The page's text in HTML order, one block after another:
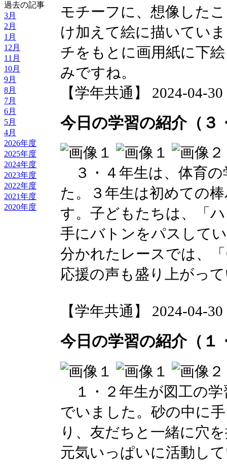
過去の記事
3月
2月
1月
12月
11月
10月
9月
8月
7月
6月
5月
4月
2026年度
2025年度
2024年度
2023年度
2022年度
2021年度
2020年度
モチーフに、想像した
け加えて絵に描いてい
チをもとに画用紙に下
みですね。
【学年共通】 2024-04-
今日の学習の紹介（３
３・４年生は、体育の
た。３年生は初めての
す。子どもたちは、「
手にバトンをパスして
分かれたレースでは、
応援の声も盛り上がっ
【学年共通】 2024-04-
今日の学習の紹介（１
１・２年生が図工の学
でいました。砂の中に
り、友だちと一緒に穴
元気いっぱいに活動し